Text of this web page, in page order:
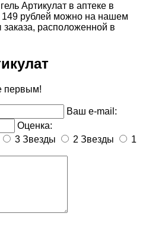
Артикулат в аптеке в
рублей можно на нашем
расположенной в
первым!
Ваш e-mail:
Оценка:
3 Звезды 2 Звезды
1